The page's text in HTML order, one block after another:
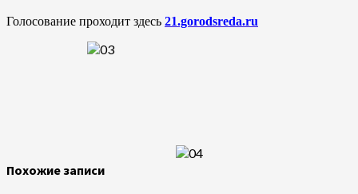
Голосование проходит здесь 21.gorodsreda.ru
Похожие записи